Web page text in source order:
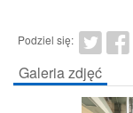
Podziel się:
Galeria zdjęć